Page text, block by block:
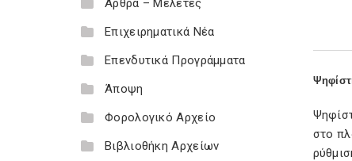
Άρθρα – Μελέτες
Επιχειρηματικά Νέα
Επενδυτικά Προγράμματα
Άποψη
Φορολογικό Αρχείο
Βιβλιοθήκη Αρχείων
στο